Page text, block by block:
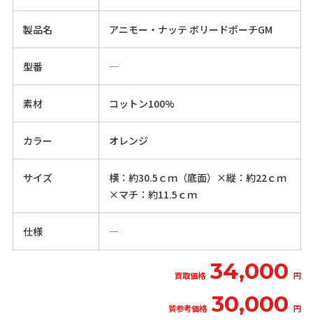
製品名 アニモー・ナッテ ボリードポーチGM
型番 ―
素材 コットン100%
カラー オレンジ
サイズ
横：約30.5ｃｍ（底面）×縦：約22ｃｍ
×マチ：約11.5ｃｍ
仕様 ―
買取価格 34,000 円
質参考価格 30,000 円